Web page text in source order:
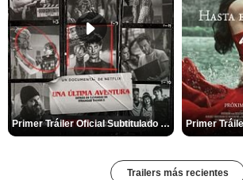
Primer Tráiler Oficial Subtitulado de 'Una última aventura: Detrás de cámaras de Stranger Things 5'
Trailers más recientes